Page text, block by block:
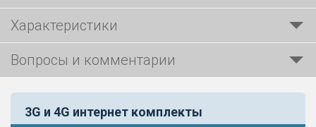
Характеристики
Вопросы и комментарии
3G и 4G интернет комплекты